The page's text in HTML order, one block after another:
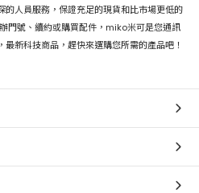
人員服務，保證充足的現貨和比市場更低的
門號、續約或購買配件，miko米可是您通訊
新科技商品，趕快來選購您所需的產品吧！